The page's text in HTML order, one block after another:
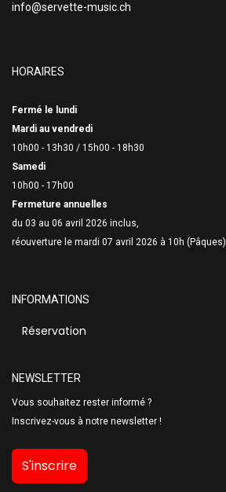
info@servette-music.ch
HORAIRES
Fermé le lundi
Mardi au vendredi
10h00 - 13h30 / 15h00 - 18h30
Samedi
10h00 - 17h00
Fermeture annuelles
du 03 au 06 avril 2026 inclus,
réouverture le mardi 07 avril 2026 à 10h (Pâques)
INFORMATIONS
Réservation
NEWSLETTER
Vous souhaitez rester informé ?
Inscrivez-vous à notre newsletter !
S'inscrire